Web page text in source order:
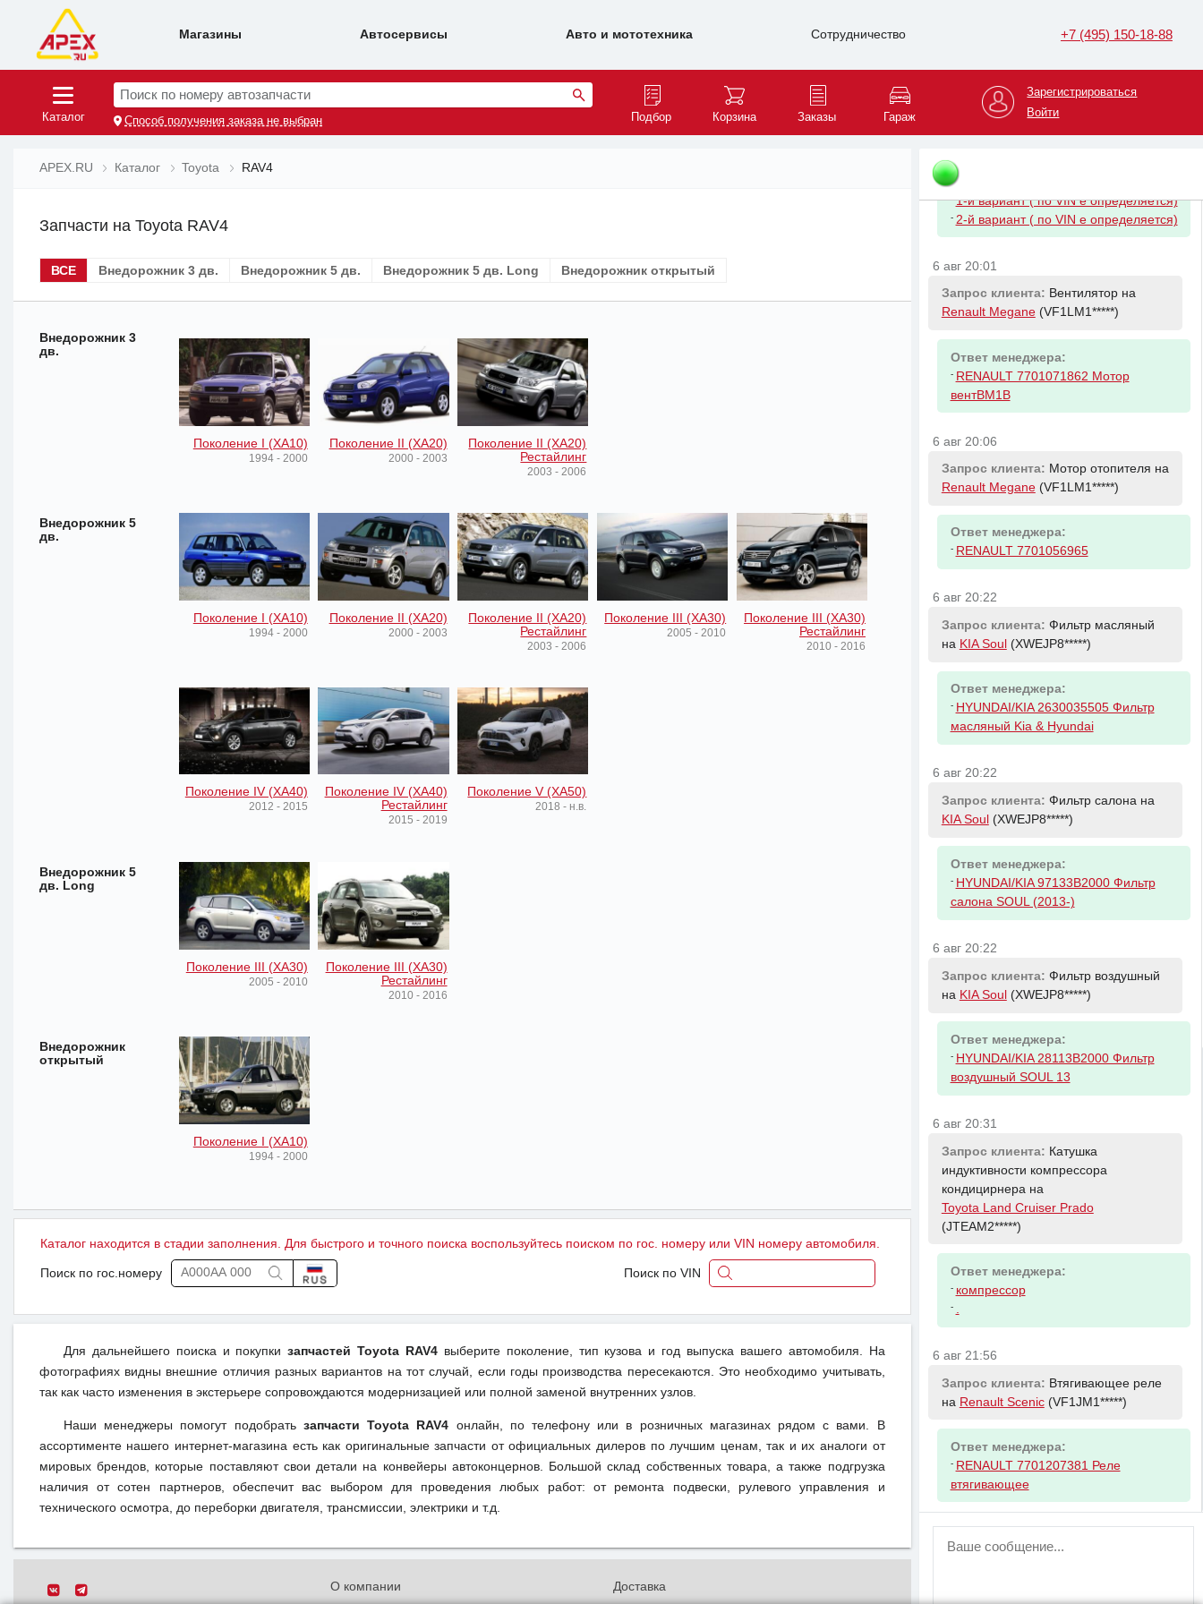
Магазины Автосервисы Авто и мототехника Сотрудничество +7 (495) 150-18-88
Каталог
Поиск по номеру автозапчасти
Способ получения заказа не выбран Подбор Корзина Заказы Гараж
Зарегистрироваться
Войти
APEX.RU Каталог Toyota RAV4
Запчасти на Toyota RAV4
ВСЕ Внедорожник 3 дв. Внедорожник 5 дв. Внедорожник 5 дв. Long Внедорожник открытый
Внедорожник 3
дв.
Поколение I (XA10)
1994 - 2000
Поколение II (XA20)
2000 - 2003
Поколение II (XA20)
Рестайлинг
2003 - 2006
Внедорожник 5
дв.
Поколение I (XA10)
1994 - 2000
Поколение II (XA20)
2000 - 2003
Поколение II (XA20)
Рестайлинг
2003 - 2006
Поколение III (XA30)
2005 - 2010
Поколение III (XA30)
Рестайлинг
2010 - 2016
Поколение IV (XA40)
2012 - 2015
Поколение IV (XA40)
Рестайлинг
2015 - 2019
Поколение V (XA50)
2018 - н.в.
Внедорожник 5
дв. Long
Поколение III (XA30)
2005 - 2010
Поколение III (XA30)
Рестайлинг
2010 - 2016
Внедорожник
открытый
Поколение I (XA10)
1994 - 2000
Каталог находится в стадии заполнения. Для быстрого и точного поиска воспользуйтесь поиском по гос. номеру или VIN номеру автомобиля.
Поиск по гос.номеру Поиск по VIN
Для дальнейшего поиска и покупкизапчастей Toyota RAV4 выберите поколение, тип кузова и год выпуска вашего автомобиля. На
фотографиях видны внешние отличия разных вариантов на тот случай, если годы производства пересекаются. Это необходимо учитывать,
так как часто изменения в экстерьере сопровождаются модернизацией или полной заменой внутренних узлов.
Наши менеджеры помогут подобрать запчасти Toyota RAV4 онлайн, по телефону или в розничных магазинах рядом с вами. В
ассортименте нашего интернет-магазина есть как оригинальные запчасти от официальных дилеров по лучшим ценам, так и их аналоги от
мировых брендов, которые поставляют свои детали на конвейеры автоконцернов. Большой склад собственных товара, а также подгрузка
наличия от сотен партнеров, обеспечит вас выбором для проведения любых работ: от ремонта подвески, рулевого управления и
технического осмотра, до переборки двигателя, трансмиссии, электрики и т.д.
О компании Доставка
6 авг 19:46
Запрос клиента:Фильтр масляный
наHaval F7(XZGFF0*****)
Ответ менеджера:
-1-й вариант ( по VIN е определяется)
- 2-й вариант ( по VIN е определяется)
6 авг 20:01
Запрос клиента: Вентилятор на
Renault Megane(VF1LM1*****)
Ответ менеджера:
- RENAULT 7701071862 Мотор
вентBM1B
6 авг 20:06
Запрос клиента: Мотор отопителя на
Renault Megane(VF1LM1*****)
Ответ менеджера:
- RENAULT 7701056965
6 авг 20:22
Запрос клиента: Фильтр масляный
на KIA Soul (XWEJP8*****)
Ответ менеджера:
- HYUNDAI/KIA 2630035505 Фильтр
масляный Kia & Hyundai
6 авг 20:22
Запрос клиента: Фильтр салона на
KIA Soul (XWEJP8*****)
Ответ менеджера:
- HYUNDAI/KIA 97133B2000 Фильтр
салона SOUL (2013-)
6 авг 20:22
Запрос клиента: Фильтр воздушный
на KIA Soul (XWEJP8*****)
Ответ менеджера:
- HYUNDAI/KIA 28113B2000 Фильтр
воздушный SOUL 13
6 авг 20:31
Запрос клиента: Катушка
индуктивности компрессора
кондицирнера на
Toyota Land Cruiser Prado
(JTEAM2*****)
Ответ менеджера:
- компрессор
-
6 авг 21:56
Запрос клиента: Втягивающее реле
на Renault Scenic(VF1JM1*****)
Ответ менеджера:
- RENAULT 7701207381 Реле
втягивающее
ВНИМАНИЕ!
пользователей временно отключена!